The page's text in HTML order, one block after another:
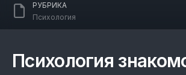
РУБРИКА
Психология
Психология